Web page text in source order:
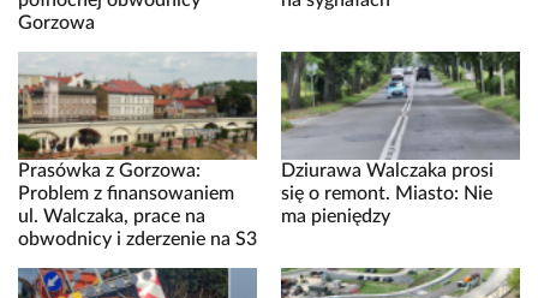
Gorzowa
Prasówka z Gorzowa:
Problem z finansowaniem
ul. Walczaka, prace na
obwodnicy i zderzenie na S3
Dziurawa Walczaka prosi
się o remont. Miasto: Nie
ma pieniędzy